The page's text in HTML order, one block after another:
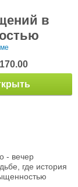
в
- вечер
где история